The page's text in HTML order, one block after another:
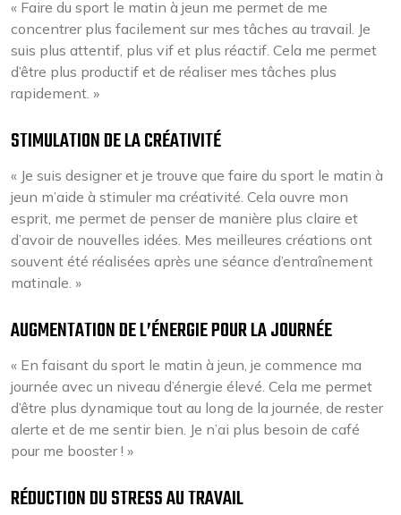
« Faire du sport le matin à jeun me permet de me
concentrer plus facilement sur mes tâches au travail. Je
suis plus attentif, plus vif et plus réactif. Cela me permet
d’être plus productif et de réaliser mes tâches plus
rapidement. »
STIMULATION DE LA CRÉATIVITÉ
« Je suis designer et je trouve que faire du sport le matin à
jeun m’aide à stimuler ma créativité. Cela ouvre mon
esprit, me permet de penser de manière plus claire et
d’avoir de nouvelles idées. Mes meilleures créations ont
souvent été réalisées après une séance d’entraînement
matinale. »
AUGMENTATION DE L’ÉNERGIE POUR LA JOURNÉE
« En faisant du sport le matin à jeun, je commence ma
journée avec un niveau d’énergie élevé. Cela me permet
d’être plus dynamique tout au long de la journée, de rester
alerte et de me sentir bien. Je n’ai plus besoin de café
pour me booster ! »
RÉDUCTION DU STRESS AU TRAVAIL